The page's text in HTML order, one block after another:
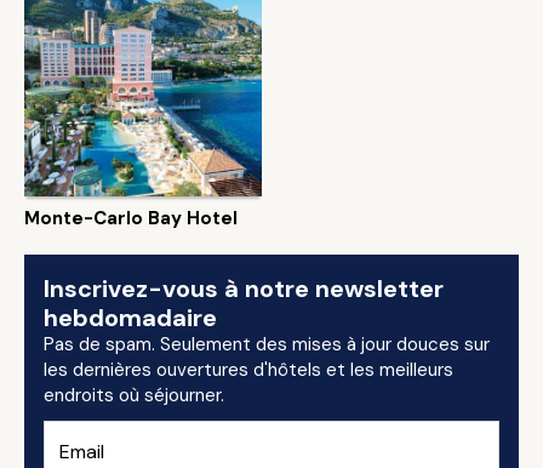
Monte-Carlo Bay Hotel
Inscrivez-vous à notre newsletter
hebdomadaire
Pas de spam. Seulement des mises à jour douces sur
les dernières ouvertures d'hôtels et les meilleurs
endroits où séjourner.